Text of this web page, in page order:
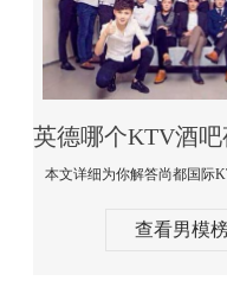
查看男模